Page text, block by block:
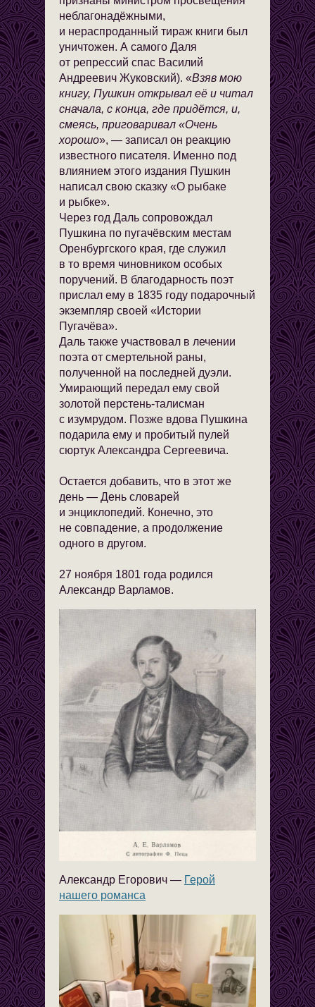
неблагонадёжными,
и нераспроданный тираж книги был
уничтожен. А самого Даля
от репрессий спас Василий
Андреевич Жуковский). «Взяв мою
книгу, Пушкин открывал её и читал
сначала, с конца, где придётся, и,
смеясь, приговаривал «Очень
хорошо», — записал он реакцию
известного писателя. Именно под
влиянием этого издания Пушкин
написал свою сказку «О рыбаке
и рыбке».
Через год Даль сопровождал
Пушкина по пугачёвским местам
Оренбургского края, где служил
в то время чиновником особых
поручений. В благодарность поэт
прислал ему в 1835 году подарочный
экземпляр своей «Истории
Пугачёва».
Даль также участвовал в лечении
поэта от смертельной раны,
полученной на последней дуэли.
Умирающий передал ему свой
золотой перстень-талисман
с изумрудом. Позже вдова Пушкина
подарила ему и пробитый пулей
сюртук Александра Сергеевича.
Остается добавить, что в этот же
день — День словарей
и энциклопедий. Конечно, это
не совпадение, а продолжение
одного в другом.
27 ноября 1801 года родился
Александр Варламов.
Александр Егорович — Герой
нашего романса